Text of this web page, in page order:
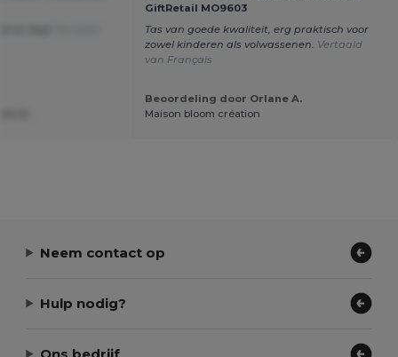
GiftRetail MO9603
Tas van goede kwaliteit, erg praktisch voor
zowel kinderen als volwassenen. Vertaald
van Français
Beoordeling door Orlane A.
Maison bloom création
Neem contact op
Hulp nodig?
Ons bedrijf